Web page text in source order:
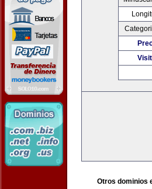
Otros dominios